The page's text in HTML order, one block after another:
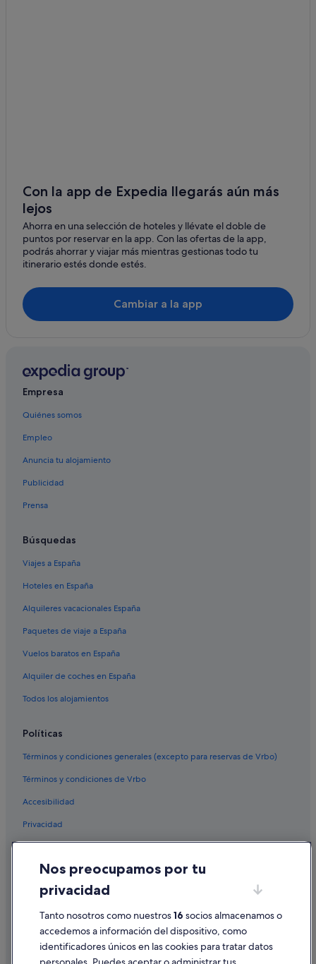
Con la app de Expedia llegarás aún más
lejos
Ahorra en una selección de hoteles y llévate el doble de
puntos por reservar en la app. Con las ofertas de la app,
podrás ahorrar y viajar más mientras gestionas todo tu
itinerario estés donde estés.
Cambiar a la app
Empresa
Quiénes somos
Empleo
Anuncia tu alojamiento
Publicidad
Prensa
Búsquedas
Viajes a España
Hoteles en España
Alquileres vacacionales España
Paquetes de viaje a España
Vuelos baratos en España
Alquiler de coches en España
Todos los alojamientos
Políticas
Términos y condiciones generales (excepto para reservas de Vrbo)
Términos y condiciones de Vrbo
Accesibilidad
Privacidad
Condiciones de uso
Información legal/contacto
Pautas sobre el contenido y cómo denunciar contenido
Ayuda
Nos preocupamos por tu
privacidad
Tanto nosotros como nuestros16 socios almacenamos o
accedemos a información del dispositivo, como
identificadores únicos en las cookies para tratar datos